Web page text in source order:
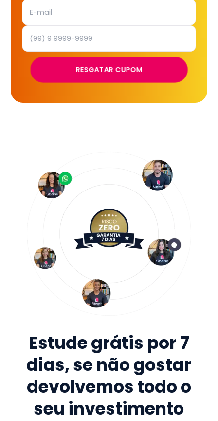
RESGATAR CUPOM
Estude grátis por 7
dias, se não gostar
devolvemos todo o
seu investimento